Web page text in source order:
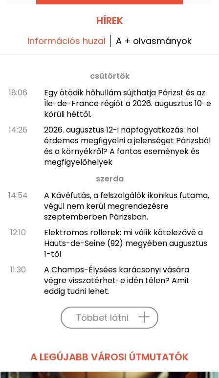
HÍREK
Információs huzal A + olvasmányok
csütörtök
18:06
Egy ötödik hőhullám sújthatja Párizst és az
Île-de-France régiót a 2026. augusztus 10-e
körüli héttől.
14:26
2026. augusztus 12-i napfogyatkozás: hol
érdemes megfigyelni a jelenséget Párizsból
és a környékről? A fontos események és
megfigyelőhelyek
szerda
14:54
A Kávéfutás, a felszolgálók ikonikus futama,
végül nem kerül megrendezésre
szeptemberben Párizsban.
12:10
Elektromos rollerek: mi válik kötelezővé a
Hauts-de-Seine (92) megyében augusztus
1-től
11:30
A Champs-Élysées karácsonyi vására
végre visszatérhet-e idén télen? Amit
eddig tudni lehet.
Többet látni
A LEGÚJABB VÁROSI ÚTMUTATÓK